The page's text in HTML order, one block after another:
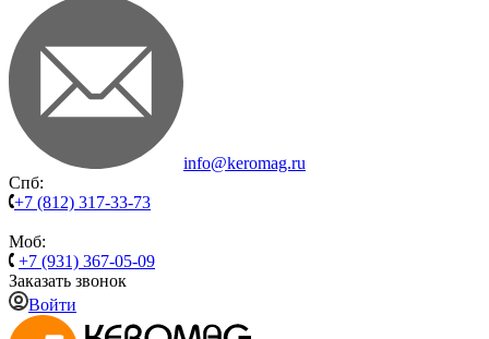
info@keromag.ru
Спб:
+7 (812) 317-33-73
Моб:
+7 (931) 367-05-09
Заказать звонок
Войти